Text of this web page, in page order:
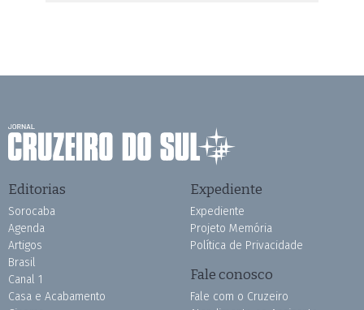
Editorias
Sorocaba
Agenda
Artigos
Brasil
Canal 1
Casa e Acabamento
Expediente
Expediente
Projeto Memória
Política de Privacidade
Fale conosco
Fale com o Cruzeiro